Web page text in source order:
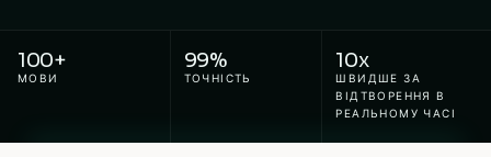
100+
МОВИ
99%
ТОЧНІСТЬ
10x
ШВИДШЕ ЗА
ВІДТВОРЕННЯ В
РЕАЛЬНОМУ ЧАСІ